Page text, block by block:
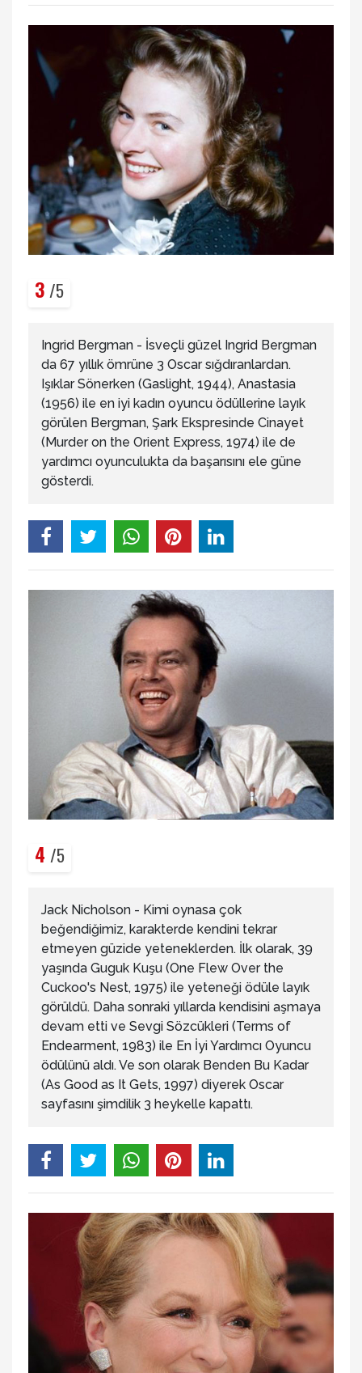
3 /5
Ingrid Bergman - İsveçli güzel Ingrid Bergman
da 67 yıllık ömrüne 3 Oscar sığdıranlardan.
Işıklar Sönerken (Gaslight, 1944), Anastasia
(1956) ile en iyi kadın oyuncu ödüllerine layık
görülen Bergman, Şark Ekspresinde Cinayet
(Murder on the Orient Express, 1974) ile de
yardımcı oyunculukta da başarısını ele güne
gösterdi.
4 /5
Jack Nicholson - Kimi oynasa çok
beğendiğimiz, karakterde kendini tekrar
etmeyen güzide yeteneklerden. İlk olarak, 39
yaşında Guguk Kuşu (One Flew Over the
Cuckoo's Nest, 1975) ile yeteneği ödüle layık
görüldü. Daha sonraki yıllarda kendisini aşmaya
devam etti ve Sevgi Sözcükleri (Terms of
Endearment, 1983) ile En İyi Yardımcı Oyuncu
ödülünü aldı. Ve son olarak Benden Bu Kadar
(As Good as It Gets, 1997) diyerek Oscar
sayfasını şimdilik 3 heykelle kapattı.